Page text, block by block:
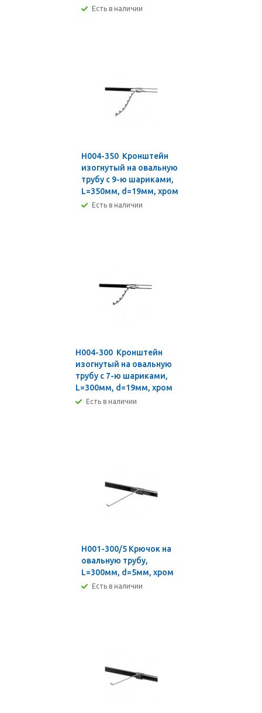
Есть в наличии
H004-350 Кронштейн
изогнутый на овальную
трубу с 9-ю шариками,
L=350мм, d=19мм, хром
Есть в наличии
H004-300 Кронштейн
изогнутый на овальную
трубу с 7-ю шариками,
L=300мм, d=19мм, хром
Есть в наличии
H001-300/5 Крючок на
овальную трубу,
L=300мм, d=5мм, хром
Есть в наличии